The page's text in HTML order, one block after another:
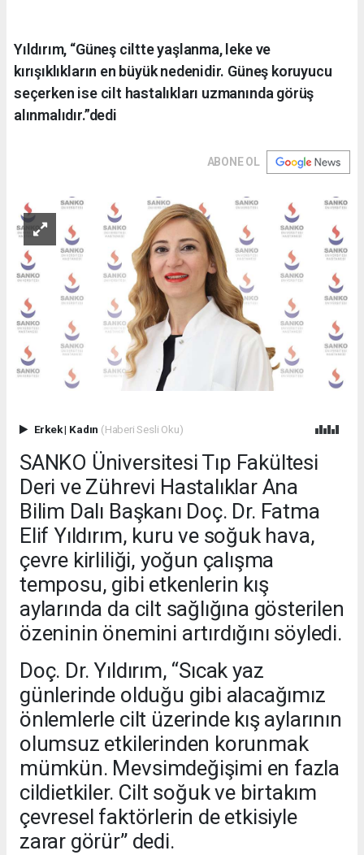
Yıldırım, “Güneş ciltte yaşlanma, leke ve
kırışıklıkların en büyük nedenidir. Güneş koruyucu
seçerken ise cilt hastalıkları uzmanında görüş
alınmalıdır.”dedi
ABONE OL
Erkek| Kadın (Haberi Sesli Oku)
SANKO Üniversitesi Tıp Fakültesi
Deri ve Zührevi Hastalıklar Ana
Bilim Dalı Başkanı Doç. Dr. Fatma
Elif Yıldırım, kuru ve soğuk hava,
çevre kirliliği, yoğun çalışma
temposu, gibi etkenlerin kış
aylarında da cilt sağlığına gösterilen
özeninin önemini artırdığını söyledi.
Doç. Dr. Yıldırım, “Sıcak yaz
günlerinde olduğu gibi alacağımız
önlemlerle cilt üzerinde kış aylarının
olumsuz etkilerinden korunmak
mümkün. Mevsimdeğişimi en fazla
cildietkiler. Cilt soğuk ve birtakım
çevresel faktörlerin de etkisiyle
zarar görür” dedi.